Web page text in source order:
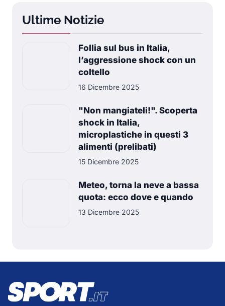
Ultime Notizie
Follia sul bus in Italia,
l’aggressione shock con un
coltello
16 Dicembre 2025
"Non mangiateli!". Scoperta
shock in Italia,
microplastiche in questi 3
alimenti (prelibati)
15 Dicembre 2025
Meteo, torna la neve a bassa
quota: ecco dove e quando
13 Dicembre 2025